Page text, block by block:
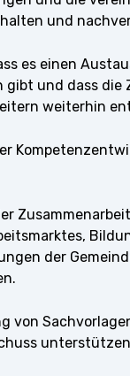
und
es einen
und dass die
weiterhin
der
von
unterstützen